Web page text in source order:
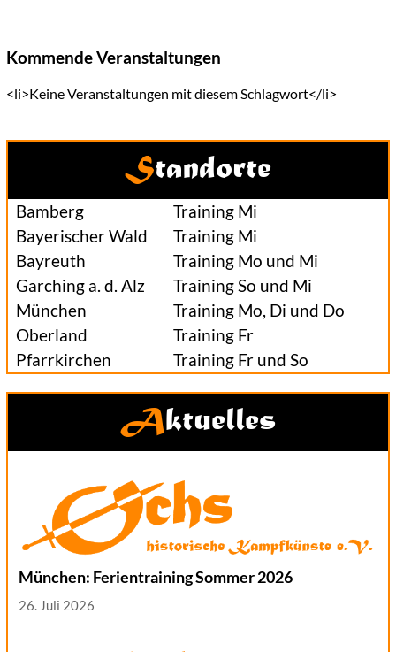
Kommende Veranstaltungen
<li>Keine Veranstaltungen mit diesem Schlagwort</li>
Standorte
Bamberg
Training Mi
Bayerischer Wald
Training Mi
Bayreuth
Training Mo und Mi
Garching a. d. Alz
Training So und Mi
München
Training Mo, Di und Do
Oberland
Training Fr
Pfarrkirchen
Training Fr und So
Aktuelles
München: Ferientraining Sommer 2026
26. Juli 2026